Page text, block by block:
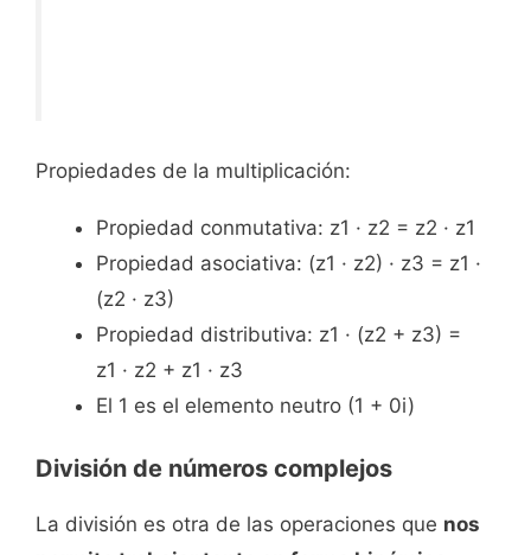
Propiedades de la multiplicación:
Propiedad conmutativa: z1 · z2 = z2 · z1
Propiedad asociativa: (z1 · z2) · z3 = z1 ·
(z2 · z3)
Propiedad distributiva: z1 · (z2 + z3) =
z1 · z2 + z1 · z3
El 1 es el elemento neutro (1 + 0i)
División de números complejos
La división es otra de las operaciones que nos